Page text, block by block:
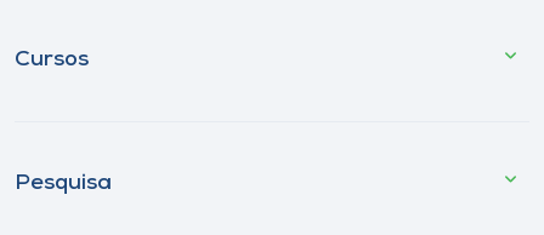
Cursos
Pesquisa